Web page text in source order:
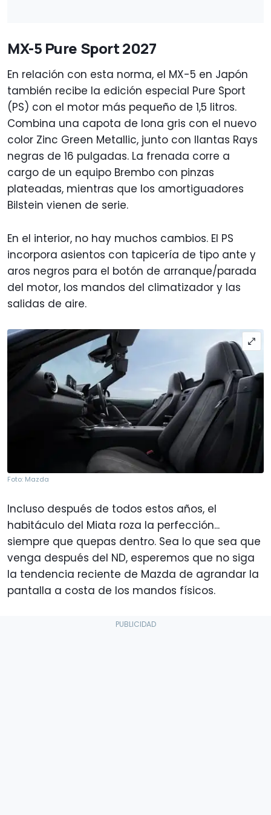
MX-5 Pure Sport 2027
En relación con esta norma, el MX-5 en Japón
también recibe la edición especial Pure Sport
(PS) con el motor más pequeño de 1,5 litros.
Combina una capota de lona gris con el nuevo
color Zinc Green Metallic, junto con llantas Rays
negras de 16 pulgadas. La frenada corre a
cargo de un equipo Brembo con pinzas
plateadas, mientras que los amortiguadores
Bilstein vienen de serie.
En el interior, no hay muchos cambios. El PS
incorpora asientos con tapicería de tipo ante y
aros negros para el botón de arranque/parada
del motor, los mandos del climatizador y las
salidas de aire.
Foto: Mazda
Incluso después de todos estos años, el
habitáculo del Miata roza la perfección...
siempre que quepas dentro. Sea lo que sea que
venga después del ND, esperemos que no siga
la tendencia reciente de Mazda de agrandar la
pantalla a costa de los mandos físicos.